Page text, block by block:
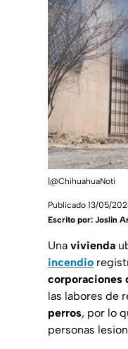
|@ChihuahuaNoti
Publicado 13/05/
Escrito por: Joslin
Una vivienda
incendio
corporaciones
las labores de
perros, por lo
personas